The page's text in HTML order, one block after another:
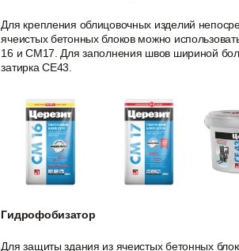
Для крепления облицовочных изделий
ячеистых бетонных блоков можно
16 и CM17. Для заполнения швов шириной
затирка CE43.
Гидрофобизатор
Для защиты здания из ячеистых бетонных